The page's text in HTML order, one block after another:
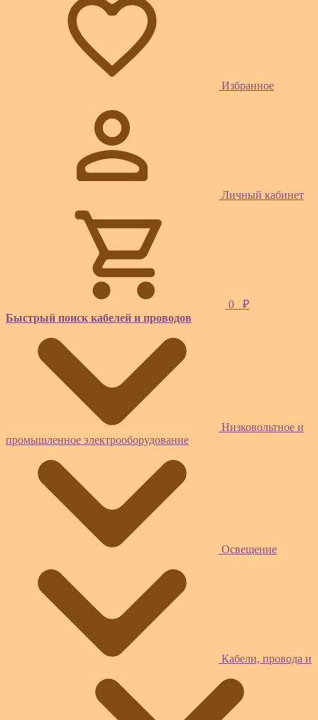
Избранное
Личный кабинет
0
₽
Быстрый поиск кабелей и проводов
Низковольтное и
промышленное электрооборудование
Освещение
Кабели, провода и